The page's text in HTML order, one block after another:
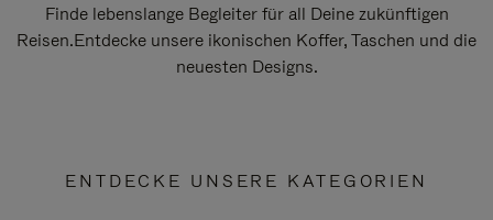
Finde lebenslange Begleiter für all Deine zukünftigen
Reisen.Entdecke unsere ikonischen Koffer, Taschen und die
neuesten Designs.
ENTDECKE UNSERE KATEGORIEN